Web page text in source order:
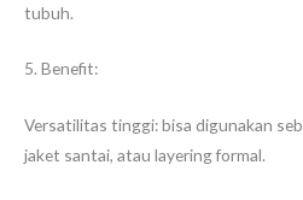
tubuh.
5. Benefit:
Versatilitas tinggi: bisa digunakan
jaket santai, atau layering formal.